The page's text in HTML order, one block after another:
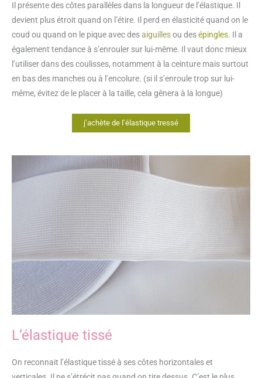
Il présente des côtes parallèles dans la longueur de l’élastique. Il
devient plus étroit quand on l’étire. Il perd en élasticité quand on le
coud ou quand on le pique avec desaiguillesou desépingles. Il a
également tendance à s’enrouler sur lui-même. Il vaut donc mieux
l’utiliser dans des coulisses, notamment à la ceinture mais surtout
en bas des manches ou à l’encolure. (si il s’enroule trop sur lui-
même, évitez de le placer à la taille, cela gênera à la longue)
j’achète de l’élastique tressé
L’élastique tissé
On reconnait l’élastique tissé à ses côtes horizontales et